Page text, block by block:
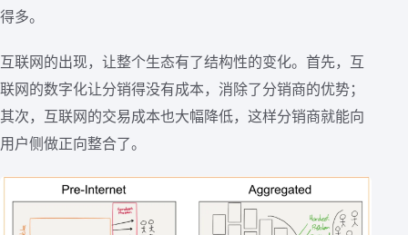
得多。
互联网的出现，让整个生态有了结构性的变化。首先，互
联网的数字化让分销得没有成本，消除了分销商的优势；
其次，互联网的交易成本也大幅降低，这样分销商就能向
用户侧做正向整合了。